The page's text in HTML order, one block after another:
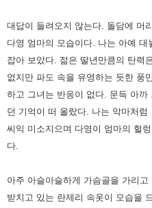
대답이 들려오지 않는다. 돌담에 머
다영 엄마의 모습이다. 나는 아예 대
잡아 보았다. 젊은 딸년만큼의 탄력
없지만 파도 속을 유영하는 듯한 풍
하고 그녀는 반응이 없다. 문득 아까
던 기억이 떠 올랐다. 나는 악마처럼
씨익 미소지으며 다영이 엄마의 헐
다.
아주 아슬아슬하게 가슴골을 가리
받치고 있는 란제리 속옷이 모습을